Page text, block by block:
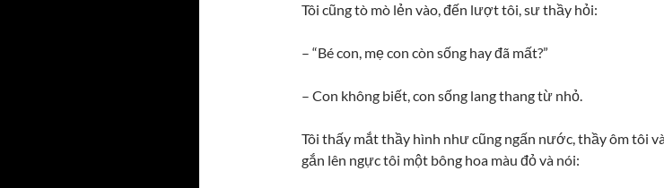
Tôi cũng tò mò lẻn vào, đến lượt tôi, sư thầy hỏi:
– “Bé con, mẹ con còn sống hay đã mất?”
– Con không biết, con sống lang thang từ nhỏ.
Tôi thấy mắt thầy hình như cũng ngấn nước, thầy ôm tôi
gắn lên ngực tôi một bông hoa màu đỏ và nói: